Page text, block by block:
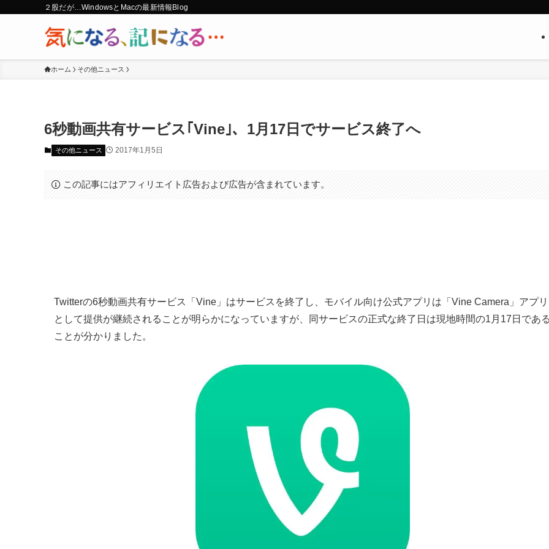
２股だが…WindowsとMacの最新情報Blog
ホーム その他ニュース
6秒動画共有サービス｢Vine｣、1月17日でサービス終了へ
その他ニュース 2017年1月5日
この記事にはアフィリエイト広告および広告が含まれています。
Twitterの6秒動画共有サービス「Vine」はサービスを終了し、モバイル向け公式アプリは「Vine Camera」アプリ
として提供が継続されることが明らかになっていますが、同サービスの正式な終了日は現地時間の1月17日である
ことが分かりました。